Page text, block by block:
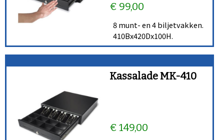
€ 99,00
8 munt- en 4 biljetvakken.
410Bx420Dx100H.
Kassalade MK-410
€ 149,00